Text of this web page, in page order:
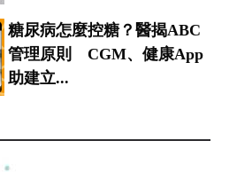
糖尿病怎麼控糖？醫揭ABC
管理原則 CGM、健康App
助建立...